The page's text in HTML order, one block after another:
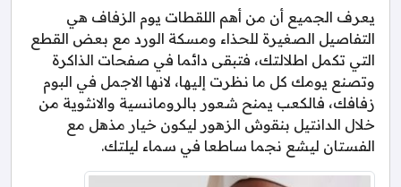
يعرف الجميع أن من أهم اللقطات يوم الزفاف هي
التفاصيل الصغيرة للحذاء ومسكة الورد مع بعض القطع
التي تكمل اطلالتك، فتبقى دائما في صفحات الذاكرة
وتصنع يومك كل ما نظرت إليها، لانها الاجمل في البوم
زفافك، فالكعب يمنح شعور بالرومانسية والانثوية من
خلال الدانتيل بنقوش الزهور ليكون خيار مذهل مع
الفستان ليشع نجما ساطعا في سماء ليلتك.